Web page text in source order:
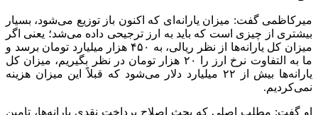
میرکاظمی گفت: میزان یارانه‌ای که اکنون باز توزیع می‌شود، بسیار
بیشتری از چیزی است که باید به ارز ترجیحی داده می‌شد؛ یعنی اگر
میزان کل یارانه‌ها از نظر ریالی، به ۴۵۰ هزار میلیارد تومان برسد و
ما به التفاوت نرخ ارز را ۲۰ هزار تومان در نظر بگیریم، میزان کل
یارانه‌ها بیش از ۲۲ میلیارد دلار می‌شود که قبلاً این میزان هزینه
نمی‌کردیم.
او گفت: مطلب اصلی که بحث اصلاح پرداخت نقدی یارانه‌ها، تامین